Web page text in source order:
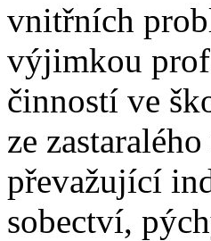
vnitřních
výjimkou
činností ve
ze
převažující
sobectví,